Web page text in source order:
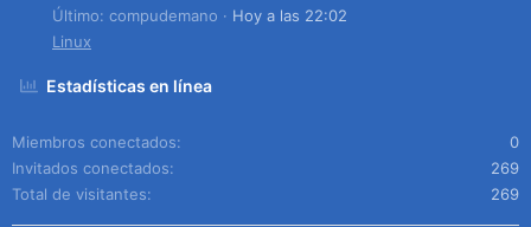
Último: compudemano
Hoy a las 22:02
Linux
Estadísticas en línea
Miembros conectados
0
Invitados conectados
269
Total de visitantes
269